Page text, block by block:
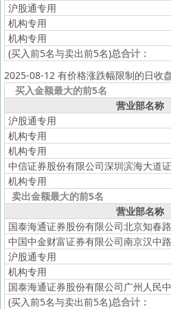
沪股通专用
机构专用
机构专用
(买入前5名与卖出前5名)总合计：
2025-08-12 有价格涨跌幅限制的日收
买入金额最大的前5名
营业部名称
沪股通专用
机构专用
机构专用
中信证券股份有限公司深圳滨海大道
机构专用
卖出金额最大的前5名
营业部名称
国泰海通证券股份有限公司北京知春
中国中金财富证券有限公司南京汉中
沪股通专用
机构专用
国泰海通证券股份有限公司广州人民
(买入前5名与卖出前5名)总合计：